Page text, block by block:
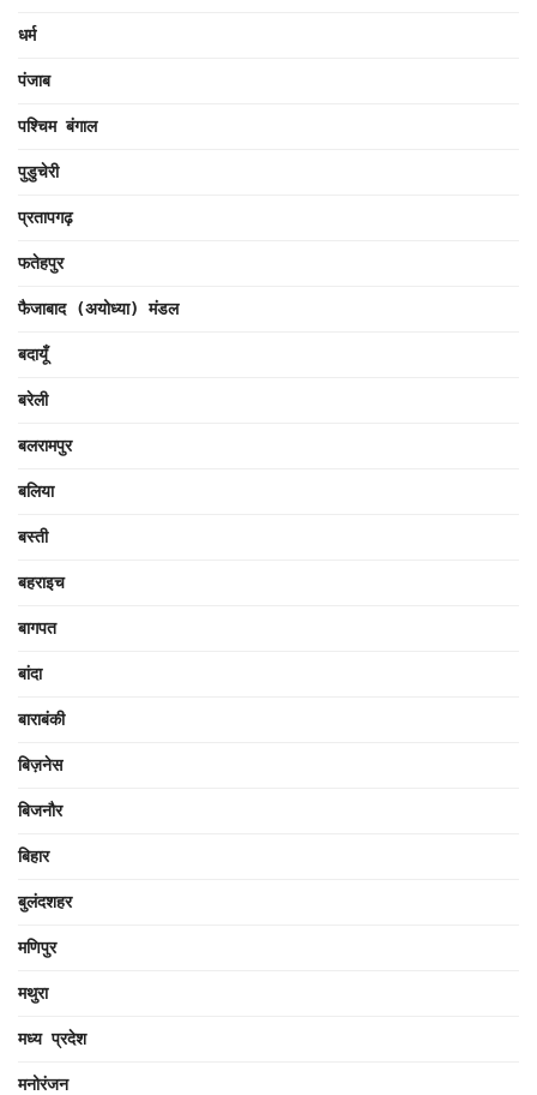
धर्म
पंजाब
पश्चिम बंगाल
पुडुचेरी
प्रतापगढ़
फतेहपुर
फैजाबाद (अयोध्या) मंडल
बदायूँ
बरेली
बलरामपुर
बलिया
बस्ती
बहराइच
बागपत
बांदा
बाराबंकी
बिज़नेस
बिजनौर
बिहार
बुलंदशहर
मणिपुर
मथुरा
मध्य प्रदेश
मनोरंजन